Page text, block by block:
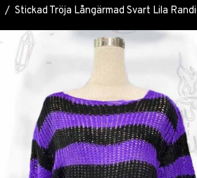
/ Stickad Tröja Långärmad Svart Lila